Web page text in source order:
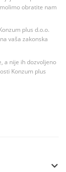
obratite nam
plus d.o.o.
vaša zakonska
a nije ih dozvoljeno
Konzum plus